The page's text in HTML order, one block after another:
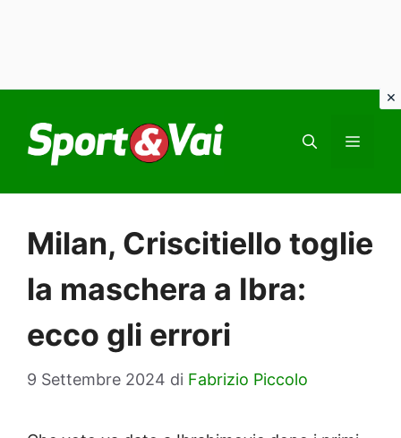
contenuto
Milan, Criscitiello toglie
la maschera a Ibra:
ecco gli errori
9 Settembre 2024 di Fabrizio Piccolo